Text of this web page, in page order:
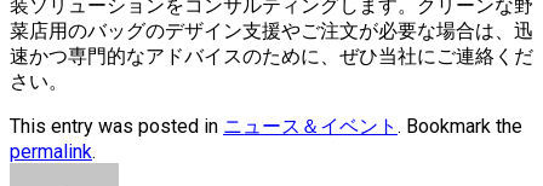
装ソリューションをコンサルティングします。クリーンな野
菜店用のバッグのデザイン支援やご注文が必要な場合は、迅
速かつ専門的なアドバイスのために、ぜひ当社にご連絡くだ
さい。
This entry was posted in ニュース＆イベント . Bookmark the
permalink.